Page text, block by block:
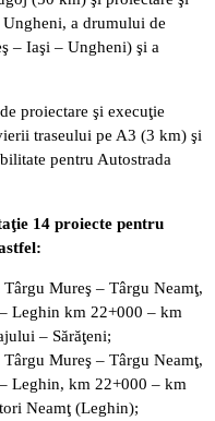
a drumului de
– Iaşi – Ungheni) şi a
proiectare şi execuţie
traseului pe A3 (3 km) şi
pentru Autostrada
14 proiecte pentru
Mureş – Târgu Neamţ,
Leghin km 22+000 – km
– Sărăţeni;
Mureş – Târgu Neamţ,
Leghin, km 22+000 – km
Neamţ (Leghin);